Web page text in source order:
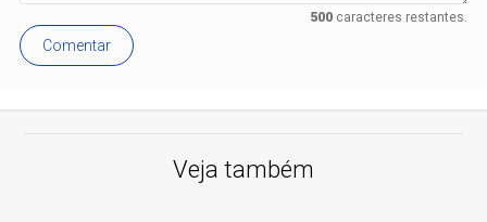
500caracteres restantes.
Comentar
Veja também